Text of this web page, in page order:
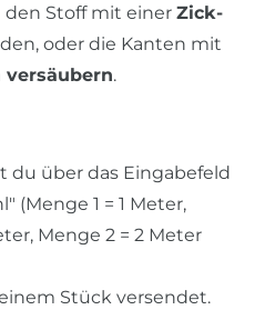
den Stoff mit einer Zick-
oder die Kanten mit
versäubern.
du über das Eingabefeld
(Menge 1 = 1 Meter,
Menge 2 = 2 Meter
Stück versendet.